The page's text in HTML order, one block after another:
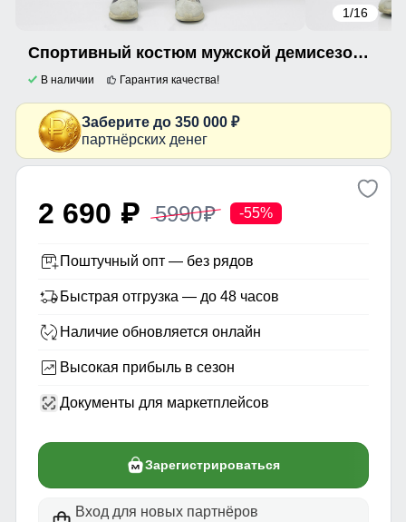
1/16
Спортивный костюм мужской демисезонный на флисе бежевого цвета 328B
В наличии Гарантия качества!
Заберите до 350 000 ₽
партнёрских денег
2 690 p 5990p -55%
Поштучный опт — без рядов
Быстрая отгрузка — до 48 часов
Наличие обновляется онлайн
Высокая прибыль в сезон
Документы для маркетплейсов
Зарегистрироваться
Вход для новых партнёров